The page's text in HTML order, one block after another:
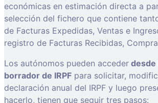
económicas en estimación directa a
selección del fichero que contiene
de Facturas Expedidas, Ventas e
registro de Facturas Recibidas,
Los autónomos pueden acceder desde
borrador de IRPF para solicitar,
declaración anual del IRPF y luego
hacerlo, tienen que seguir tres pasos: